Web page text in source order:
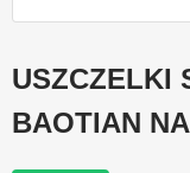
USZCZELKI
BAOTIAN